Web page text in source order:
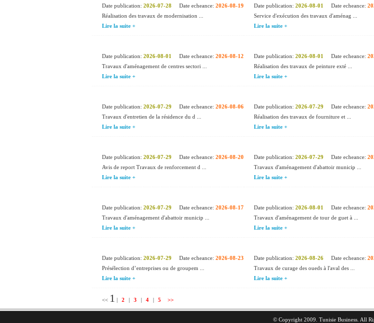
Date publication: 2026-07-28 Date echeance: 2026-08-19
Réalisation des travaux de modernisation ...
Lire la suite +
Date publication: 2026-08-01 Date echeance:
Service d'exécution des travaux d'aménag ...
Lire la suite +
Date publication: 2026-08-01 Date echeance: 2026-08-12
Travaux d'aménagement de centres sectori ...
Lire la suite +
Date publication: 2026-08-01 Date echeance:
Réalisation des travaux de peinture exté ...
Lire la suite +
Date publication: 2026-07-29 Date echeance: 2026-08-06
Travaux d'entretien de la résidence du d ...
Lire la suite +
Date publication: 2026-07-29 Date echeance:
Réalisation des travaux de fourniture et ...
Lire la suite +
Date publication: 2026-07-29 Date echeance: 2026-08-20
Avis de report Travaux de renforcement d ...
Lire la suite +
Date publication: 2026-07-29 Date echeance:
Travaux d'aménagement d'abattoir municip ...
Lire la suite +
Date publication: 2026-07-29 Date echeance: 2026-08-17
Travaux d'aménagement d'abattoir municip ...
Lire la suite +
Date publication: 2026-08-01 Date echeance:
Travaux d'aménagement de tour de guet à ...
Lire la suite +
Date publication: 2026-07-29 Date echeance: 2026-08-23
Présélection d’entreprises ou de groupem ...
Lire la suite +
Date publication: 2026-08-26 Date echeance:
Travaux de curage des oueds à l'aval des ...
Lire la suite +
<< 1 | 2 | 3 | 4 | 5 >>
© Copyright 2009. Tunisie Business. All